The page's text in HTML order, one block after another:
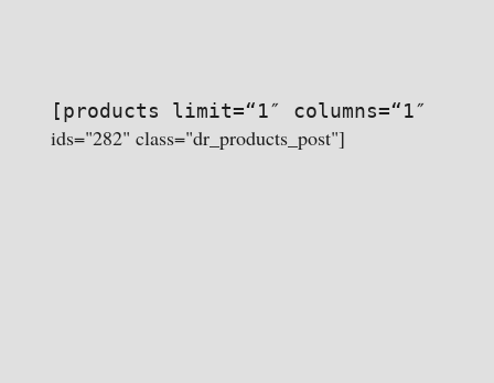
[products limit=“1″ columns=“1″
ids="282" class="dr_products_post"]